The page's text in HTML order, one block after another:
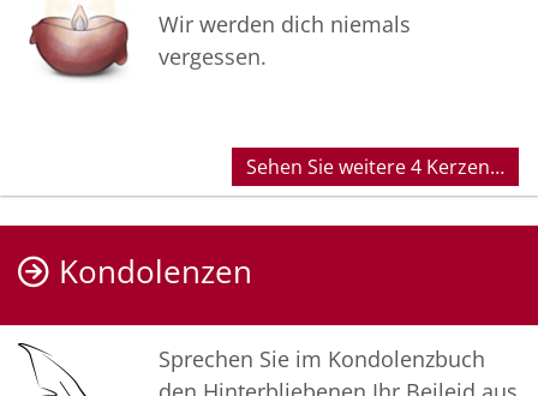
Wir werden dich niemals
vergessen.
Sehen Sie weitere 4 Kerzen…
Kondolenzen
Sprechen Sie im Kondolenzbuch